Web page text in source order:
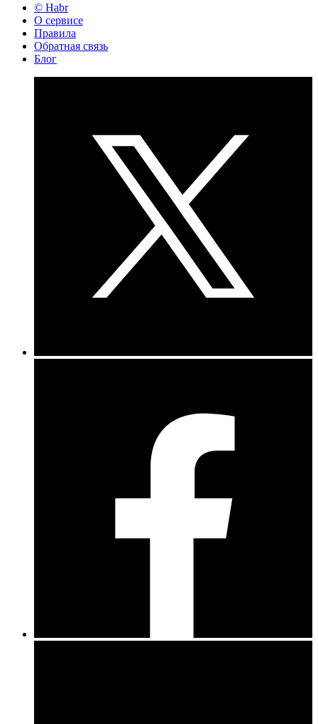
© Habr
О сервисе
Правила
Обратная связь
Блог